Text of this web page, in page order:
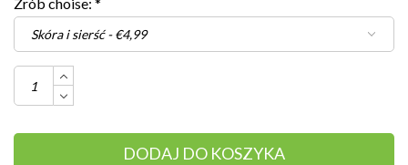
Zrób choise: *
DODAJ DO KOSZYKA